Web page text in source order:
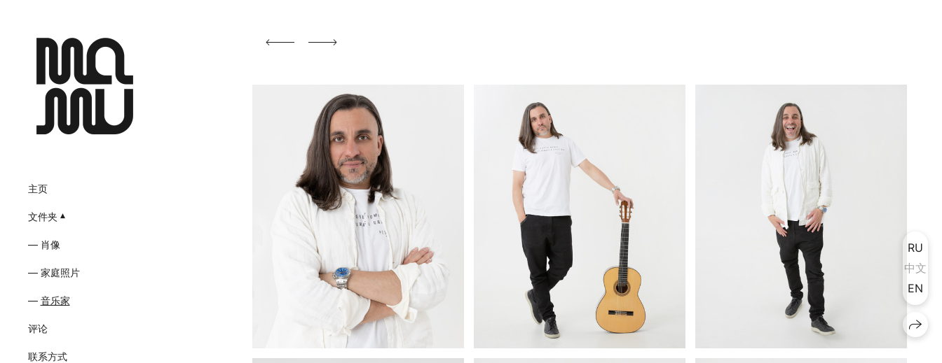
主页
文件夹
肖像
家庭照片
音乐家
评论
联系方式
RU
中文
EN